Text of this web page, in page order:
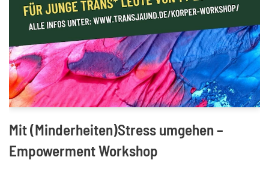
Mit (Minderheiten)Stress umgehen –
Empowerment Workshop